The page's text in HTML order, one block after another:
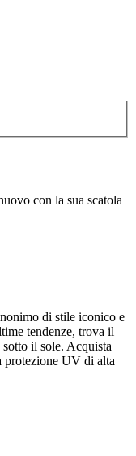
con la sua scatola
di stile iconico e
tendenze, trova il
il sole. Acquista
protezione UV di alta